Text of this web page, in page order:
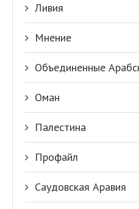
Ливия
Мнение
Объединенные
Оман
Палестина
Профайл
Саудовская Аравия